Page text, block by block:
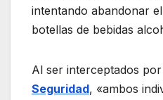
intentando abandonar
botellas de bebidas
Al ser interceptados por
Seguridad, «ambos